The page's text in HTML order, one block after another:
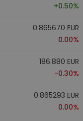
+0.50%
0.865670 EUR
0.00%
186.880 EUR
-0.30%
0.865293 EUR
0.00%